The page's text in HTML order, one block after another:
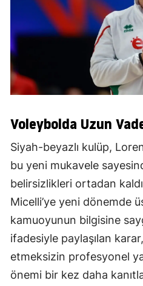
Voleybolda Uzun
Siyah-beyazlı kulüp,
bu yeni mukavele
belirsizlikleri ortadan
Micelli’ye yeni dönemde
kamuoyunun bilgisine
ifadesiyle paylaşılan
etmeksizin profesyonel
önemi bir kez daha